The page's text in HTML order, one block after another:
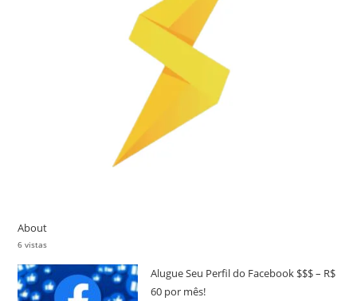
About
6 vistas
Alugue Seu Perfil do Facebook $$$ – R$
60 por mês!